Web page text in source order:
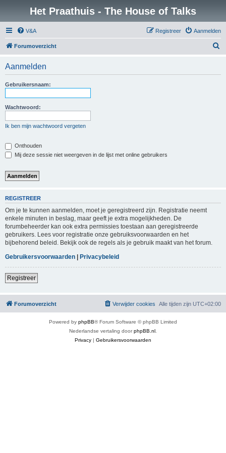
Het Praathuis - The House of Talks
V&A Aanmelden
Registreer
Forumoverzicht
Aanmelden
Gebruikersnaam:
Wachtwoord:
Ik ben mijn wachtwoord vergeten
Onthouden
Mij deze sessie niet weergeven in de lijst met online gebruikers
REGISTREER
Om je te kunnen aanmelden, moet je geregistreerd zijn. Registratie neemt
enkele minuten in beslag, maar geeft je extra mogelijkheden. De
forumbeheerder kan ook extra permissies toestaan aan geregistreerde
gebruikers. Lees voor registratie onze gebruiksvoorwaarden en het
bijbehorend beleid. Bekijk ook de regels als je gebruik maakt van het forum.
Gebruikersvoorwaarden | Privacybeleid
Registreer
Forumoverzicht Alle tijden zijn UTC+02:00
Verwijder cookies
Powered by phpBB® Forum Software © phpBB Limited
Nederlandse vertaling doorphpBB.nl
Privacy | Gebruikersvoorwaarden